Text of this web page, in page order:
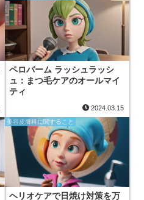
ペロバーム ラッシュラッシ
ュ：まつ毛ケアのオールマイ
ティ
2024.03.15
美容皮膚科に関すること
ヘリオケアで日焼け対策を万